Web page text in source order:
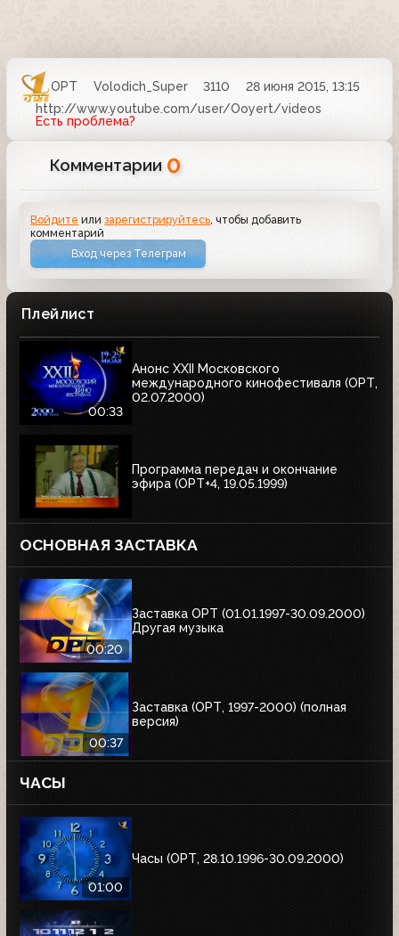
ОРТ Volodich_Super 3110
28 июня 2015, 13:15
http://www.youtube.com/user/Ooyert/videos
Есть проблема?
Комментарии 0
Войдите илизарегистрируйтесь , чтобы добавить
комментарий
Вход через Телеграм
Плейлист
00:33
Анонс XXII Московского
международного кинофестиваля (ОРТ,
02.07.2000)
Программа передач и окончание
эфира (ОРТ+4, 19.05.1999)
ОСНОВНАЯ ЗАСТАВКА
00:20
Заставка ОРТ (01.01.1997-30.09.2000)
Другая музыка
00:37
Заставка (ОРТ, 1997-2000) (полная
версия)
ЧАСЫ
01:00
Часы (ОРТ, 28.10.1996-30.09.2000)